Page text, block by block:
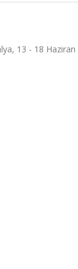
13 - 18